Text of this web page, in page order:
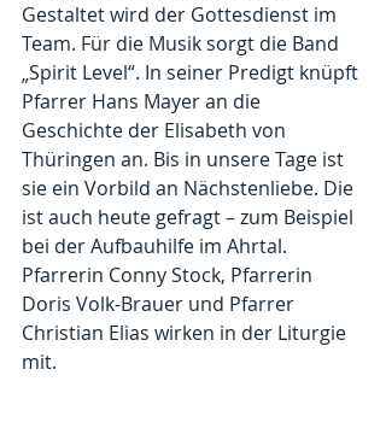
Gestaltet wird der Gottesdienst im
Team. Für die Musik sorgt die Band
„Spirit Level“. In seiner Predigt knüpft
Pfarrer Hans Mayer an die
Geschichte der Elisabeth von
Thüringen an. Bis in unsere Tage ist
sie ein Vorbild an Nächstenliebe. Die
ist auch heute gefragt – zum Beispiel
bei der Aufbauhilfe im Ahrtal.
Pfarrerin Conny Stock, Pfarrerin
Doris Volk-Brauer und Pfarrer
Christian Elias wirken in der Liturgie
mit.